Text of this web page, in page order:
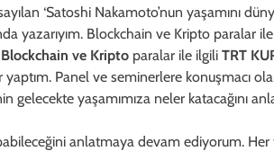
‘Satoshi Nakamoto’nun yaşamını
yazarıyım. Blockchain ve Kripto paralar
Blockchain ve Kripto paralar ile ilgili TRT
Panel ve seminerlere konuşmacı
yaşamımıza neler katacağını
anlatmaya devam ediyorum.